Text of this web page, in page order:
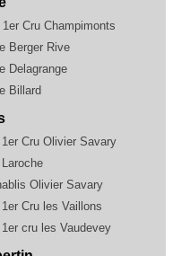
1er Cru Champimonts
Berger Rive
Delagrange
Billard
Cru Olivier Savary
Olivier Savary
Cru les Vaillons
cru les Vaudevey